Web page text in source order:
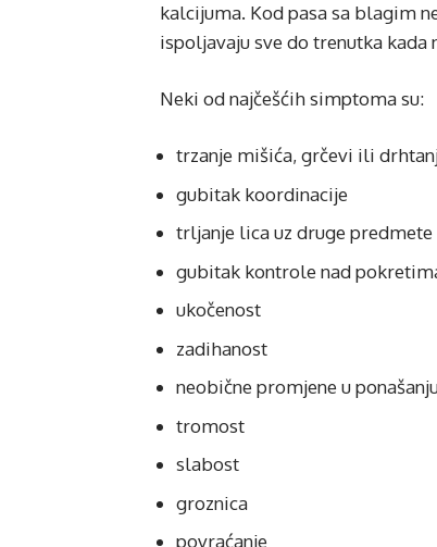
kalcijuma. Kod pasa sa blagim
ispoljavaju sve do trenutka kada
Neki od najčešćih simptoma su:
trzanje mišića, grčevi ili
gubitak koordinacije
trljanje lica uz druge predmete
gubitak kontrole nad
ukočenost
zadihanost
neobične promjene u
tromost
slabost
groznica
povraćanje